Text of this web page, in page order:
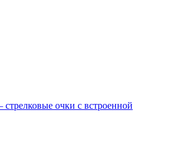
очки с встроенной